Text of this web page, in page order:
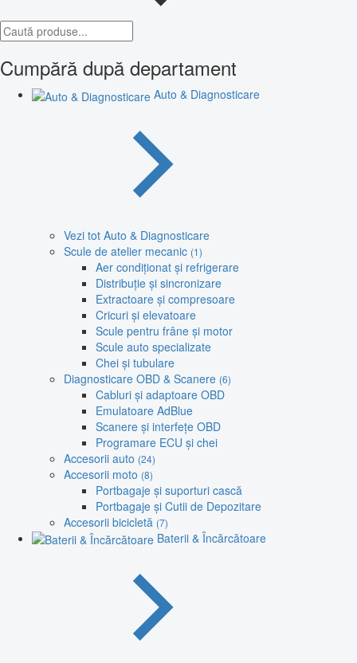
Cumpără după departament
Auto & Diagnosticare
Vezi tot Auto & Diagnosticare
Scule de atelier mecanic (1)
Aer condiționat și refrigerare
Distribuție și sincronizare
Extractoare și compresoare
Cricuri și elevatoare
Scule pentru frâne și motor
Scule auto specializate
Chei și tubulare
Diagnosticare OBD & Scanere (6)
Cabluri și adaptoare OBD
Emulatoare AdBlue
Scanere și interfețe OBD
Programare ECU și chei
Accesorii auto (24)
Accesorii moto (8)
Portbagaje și suporturi cască
Portbagaje și Cutii de Depozitare
Accesorii bicicletă (7)
Baterii & Încărcătoare